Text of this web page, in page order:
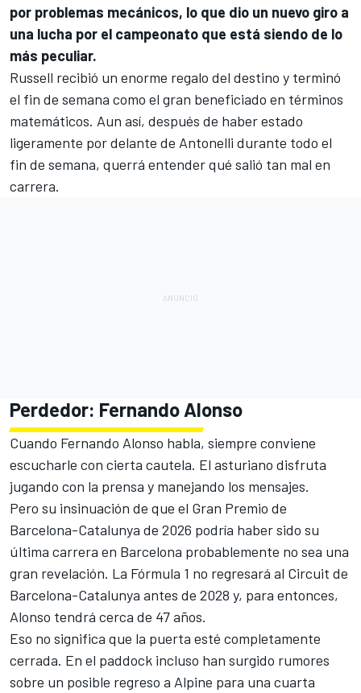
por problemas mecánicos, lo que dio un nuevo giro a
una lucha por el campeonato que está siendo de lo
más peculiar.
Russell recibió un enorme regalo del destino y terminó
el fin de semana como el gran beneficiado en términos
matemáticos. Aun así, después de haber estado
ligeramente por delante de Antonelli durante todo el
fin de semana, querrá entender qué salió tan mal en
carrera.
Perdedor: Fernando Alonso
Cuando Fernando Alonso habla, siempre conviene
escucharle con cierta cautela. El asturiano disfruta
jugando con la prensa y manejando los mensajes.
Pero su insinuación de que el Gran Premio de
Barcelona-Catalunya de 2026 podría haber sido su
última carrera en Barcelona probablemente no sea una
gran revelación. La Fórmula 1 no regresará al Circuit de
Barcelona-Catalunya antes de 2028 y, para entonces,
Alonso tendrá cerca de 47 años.
Eso no significa que la puerta esté completamente
cerrada. En el paddock incluso han surgido rumores
sobre un posible regreso a Alpine para una cuarta